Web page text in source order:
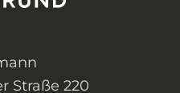
Straße 220